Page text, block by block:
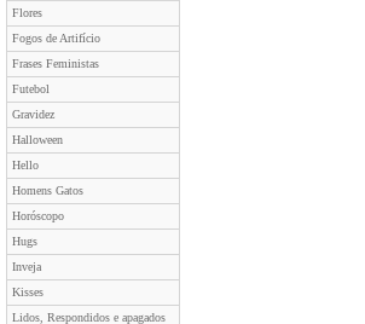
Flores
Fogos de Artifício
Frases Feministas
Futebol
Gravidez
Halloween
Hello
Homens Gatos
Horóscopo
Hugs
Inveja
Kisses
Lidos, Respondidos e apagados